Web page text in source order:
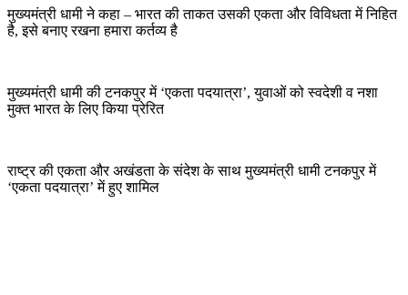
मुख्यमंत्री धामी ने कहा – भारत की ताकत उसकी एकता और विविधता में निहित
है, इसे बनाए रखना हमारा कर्तव्य है
मुख्यमंत्री धामी की टनकपुर में ‘एकता पदयात्रा’, युवाओं को स्वदेशी व नशा
मुक्त भारत के लिए किया प्रेरित
राष्ट्र की एकता और अखंडता के संदेश के साथ मुख्यमंत्री धामी टनकपुर में
‘एकता पदयात्रा’ में हुए शामिल